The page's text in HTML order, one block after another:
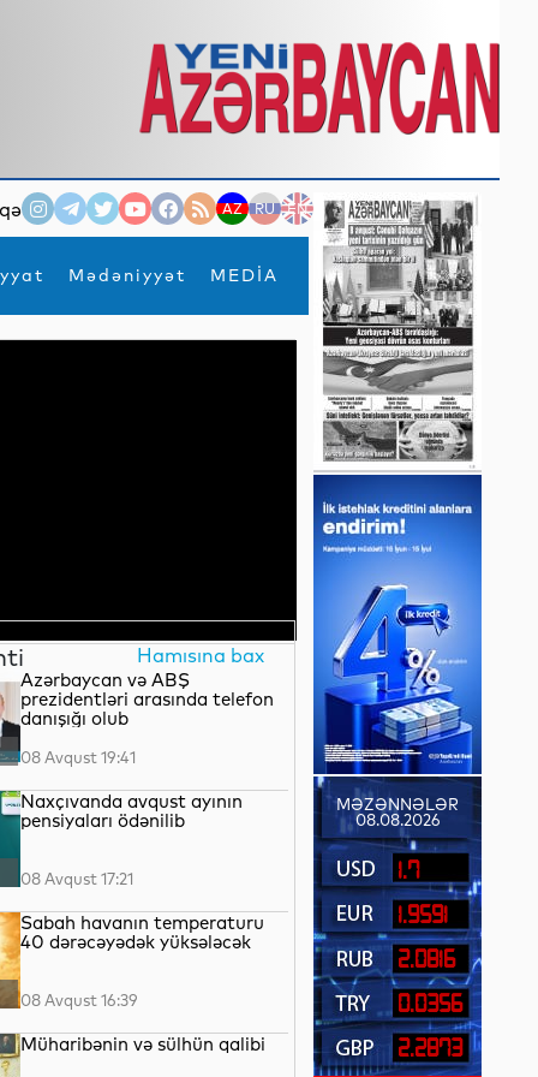
AZ RU EN
Mədəniyyət MEDİA
×
Hamısına bax
Azərbaycan və ABŞ
prezidentləri arasında telefon
danışığı olub
08 Avqust 19:41
Naxçıvanda avqust ayının
pensiyaları ödənilib
08 Avqust 17:21
Sabah havanın temperaturu
40 dərəcəyədək yüksələcək
08 Avqust 16:39
Müharibənin və sülhün qalibi
MƏZƏNNƏLƏR
08.08.2026
1.7
1.9591
2.0816
0.0356
2.2873